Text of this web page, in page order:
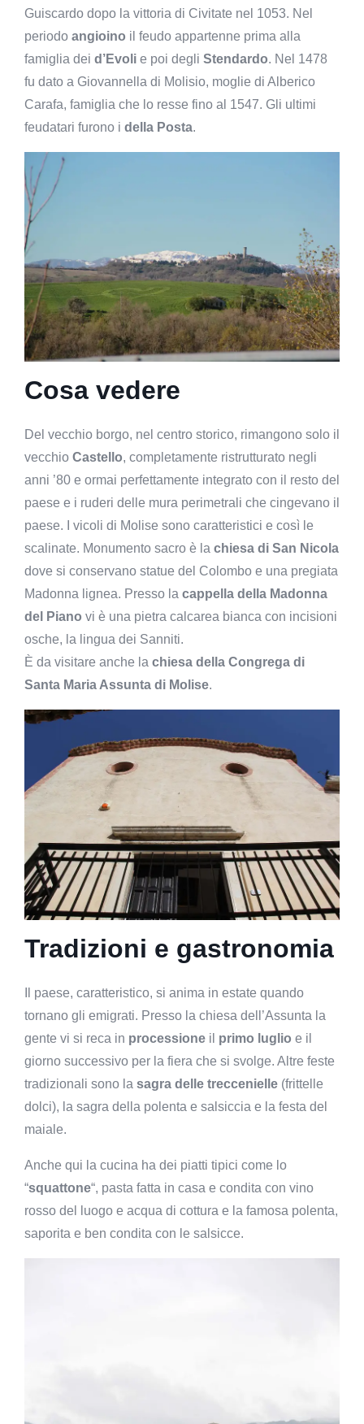
Guiscardo dopo la vittoria di Civitate nel 1053. Nel
periodo angioino il feudo appartenne prima alla
famiglia dei d’Evoli e poi degli Stendardo. Nel 1478
fu dato a Giovannella di Molisio, moglie di Alberico
Carafa, famiglia che lo resse fino al 1547. Gli ultimi
feudatari furono i della Posta.
Cosa vedere
Del vecchio borgo, nel centro storico, rimangono solo il
vecchio Castello, completamente ristrutturato negli
anni ’80 e ormai perfettamente integrato con il resto del
paese e i ruderi delle mura perimetrali che cingevano il
paese. I vicoli di Molise sono caratteristici e così le
scalinate. Monumento sacro è la chiesa di San Nicola
dove si conservano statue del Colombo e una pregiata
Madonna lignea. Presso la cappella della Madonna
del Piano vi è una pietra calcarea bianca con incisioni
osche, la lingua dei Sanniti.
È da visitare anche la chiesa della Congrega di
Santa Maria Assunta di Molise.
Tradizioni e gastronomia
Il paese, caratteristico, si anima in estate quando
tornano gli emigrati. Presso la chiesa dell’Assunta la
gente vi si reca in processione il primo luglio e il
giorno successivo per la fiera che si svolge. Altre feste
tradizionali sono la sagra delle treccenielle (frittelle
dolci), la sagra della polenta e salsiccia e la festa del
maiale.
Anche qui la cucina ha dei piatti tipici come lo
“squattone“, pasta fatta in casa e condita con vino
rosso del luogo e acqua di cottura e la famosa polenta,
saporita e ben condita con le salsicce.